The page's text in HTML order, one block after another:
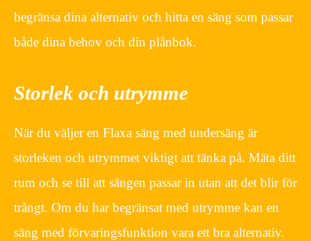
begränsa dina alternativ och hitta en säng som passar
både dina behov och din plånbok.
Storlek och utrymme
När du väljer en Flaxa säng med undersäng är
storleken och utrymmet viktigt att tänka på. Mäta ditt
rum och se till att sängen passar in utan att det blir för
trångt. Om du har begränsat med utrymme kan en
säng med förvaringsfunktion vara ett bra alternativ.